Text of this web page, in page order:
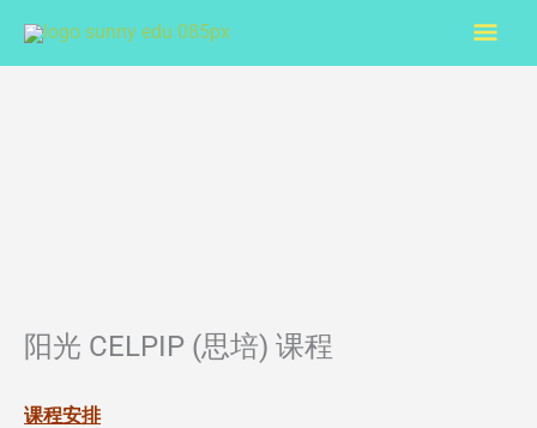
content
阳光 CELPIP (思培) 课程
课程安排